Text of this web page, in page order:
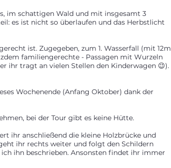
im schattigen Wald und mit insgesamt 3
es ist nicht so überlaufen und das Herbstlicht
ist. Zugegeben, zum 1. Wasserfall (mit 12m
familiengerechte - Passagen mit Wurzeln
ihr tragt an vielen Stellen den Kinderwagen 😉).
Wochenende (Anfang Oktober) dank der
bei der Tour gibt es keine Hütte.
ihr anschließend die kleine Holzbrücke und
ihr rechts weiter und folgt den Schildern
ihn beschrieben. Ansonsten findet ihr immer